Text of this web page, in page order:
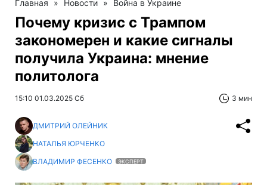
Главная » Новости » Война в Украине
Почему кризис с Трампом
закономерен и какие сигналы
получила Украина: мнение
политолога
15:10 01.03.2025 Сб 3 мин
ДМИТРИЙ ОЛЕЙНИК
НАТАЛЬЯ ЮРЧЕНКО
ВЛАДИМИР ФЕСЕНКО
ЭКСПЕРТ